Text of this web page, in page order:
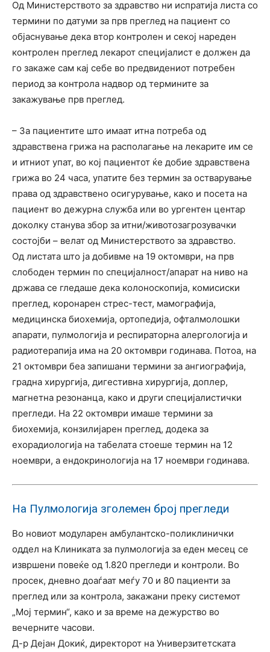
Од Министерството за здравство ни испратија листа со
термини по датуми за прв преглед на пациент со
објаснување дека втор контролен и секој нареден
контролен преглед лекарот специјалист е должен да
го закаже сам кај себе во предвидениот потребен
период за контрола надвор од термините за
закажување прв преглед.
– За пациентите што имаат итна потреба од
здравствена грижа на располагање на лекарите им се
и итниот упат, во кој пациентот ќе добие здравствена
грижа во 24 часа, упатите без термин за остварување
права од здравствено осигурување, како и посета на
пациент во дежурна служба или во ургентен центар
доколку станува збор за итни/животозагрозувачки
состојби – велат од Министерството за здравство.
Од листата што ја добивме на 19 октомври, на прв
слободен термин по специјалност/апарат на ниво на
држава се гледаше дека колоноскопија, комисиски
преглед, коронарен стрес-тест, мамографија,
медицинска биохемија, ортопедија, офталмолошки
апарати, пулмологија и респираторна алергологија и
радиотерапија има на 20 октомври годинава. Потоа, на
21 октомври беа запишани термини за ангиографија,
градна хирургија, дигестивна хирургија, доплер,
магнетна резонанца, како и други специјалистички
прегледи. На 22 октомври имаше термини за
биохемија, конзилијарен преглед, додека за
ехорадиологија на табелата стоеше термин на 12
ноември, а ендокринологија на 17 ноември годинава.
На Пулмологија зголемен број прегледи
Во новиот модуларен амбулантско-поликлинички
оддел на Клиниката за пулмологија за еден месец се
извршени повеќе од 1.820 прегледи и контроли. Во
просек, дневно доаѓаат меѓу 70 и 80 пациенти за
преглед или за контрола, закажани преку системот
„Мој термин“, како и за време на дежурство во
вечерните часови.
Д-р Дејан Докиќ, директорот на Универзитетската